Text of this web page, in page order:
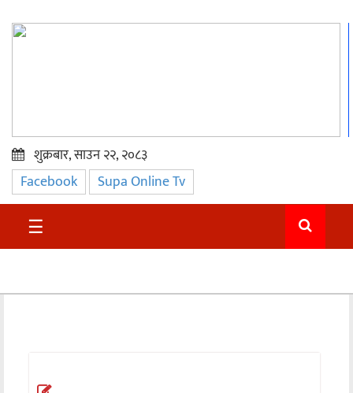
प्रमुख
समाचार
सुदुर
अन्तर्वार्ता
शुक्रबार, साउन २२, २०८३
Facebook Supa Online Tv
☰